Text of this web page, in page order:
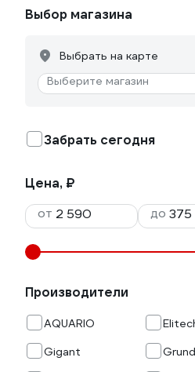
Выбор магазина
Выбрать на карте
Выберите магазин
Забрать сегодня
Цена, ₽
от
до
Производители
AQUARIO
Gigant